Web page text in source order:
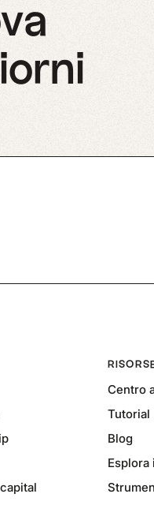
Centro
Tutorial
Blog